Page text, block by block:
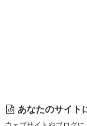
あなたのサイト